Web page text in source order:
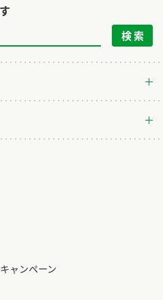
ャンペーン